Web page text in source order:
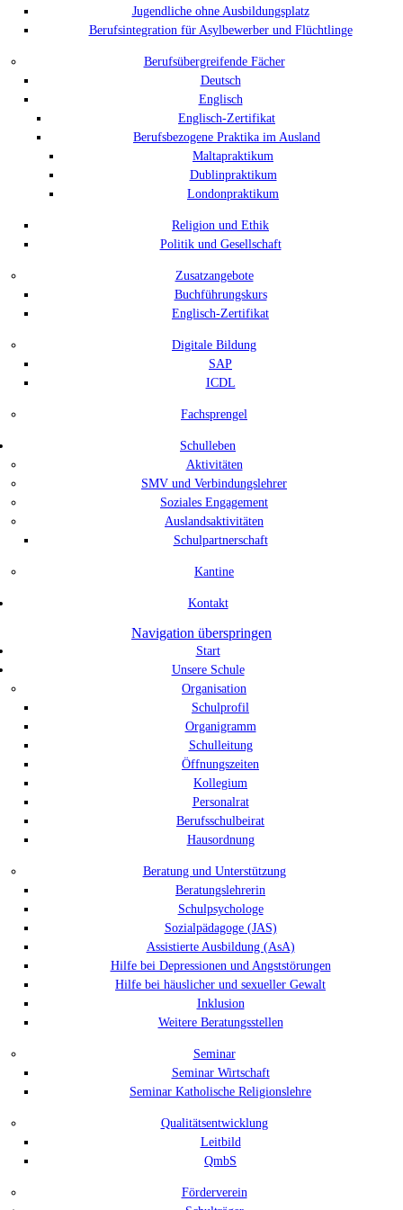
Jugendliche ohne Ausbildungsplatz
Berufsintegration für Asylbewerber und Flüchtlinge
Berufsübergreifende Fächer
Deutsch
Englisch
Englisch-Zertifikat
Berufsbezogene Praktika im Ausland
Maltapraktikum
Dublinpraktikum
Londonpraktikum
Religion und Ethik
Politik und Gesellschaft
Zusatzangebote
Buchführungskurs
Englisch-Zertifikat
Digitale Bildung
SAP
ICDL
Fachsprengel
Schulleben
Aktivitäten
SMV und Verbindungslehrer
Soziales Engagement
Auslandsaktivitäten
Schulpartnerschaft
Kantine
Kontakt
Navigation überspringen
Start
Unsere Schule
Organisation
Schulprofil
Organigramm
Schulleitung
Öffnungszeiten
Kollegium
Personalrat
Berufsschulbeirat
Hausordnung
Beratung und Unterstützung
Beratungslehrerin
Schulpsychologe
Sozialpädagoge (JAS)
Assistierte Ausbildung (AsA)
Hilfe bei Depressionen und Angststörungen
Hilfe bei häuslicher und sexueller Gewalt
Inklusion
Weitere Beratungsstellen
Seminar
Seminar Wirtschaft
Seminar Katholische Religionslehre
Qualitätsentwicklung
Leitbild
QmbS
Förderverein